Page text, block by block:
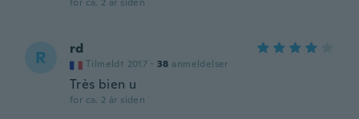
R rd
Tilmeldt 2017 · 38 anmeldelser
Très bien u
for ca. 2 år siden